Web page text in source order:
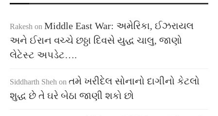
Rakesh on Middle East War: અમેરિકા, ઈઝરાયલ
અને ઈરાન વચ્ચે છઠ્ઠા દિવસે યુદ્ધ ચાલુ, જાણો
લેટેસ્ટ અપડેટ….
Siddharth Sheh on તમે ખરીદેલ સોનાનો દાગીનો કેટલો
શુદ્ધ છે તે ઘરે બેઠા જાણી શકો છો